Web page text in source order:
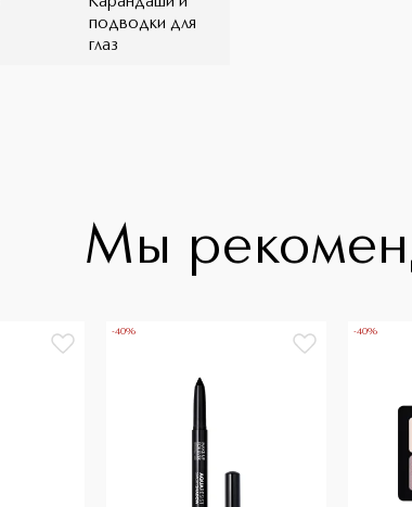
подводки для
глаз
Мы
-40% -40%